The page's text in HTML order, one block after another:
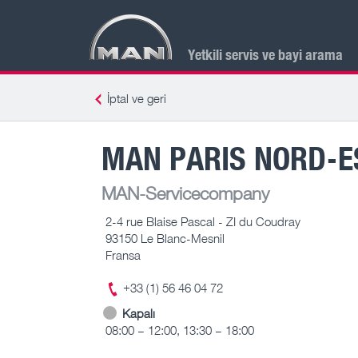
Yetkili servis ve bayi arama
İptal ve geri
MAN PARIS NORD-
MAN-Servicecompany
2-4 rue Blaise Pascal - ZI du Coudray
93150 Le Blanc-Mesnil
Fransa
+33 (1) 56 46 04 72
Kapalı
08:00 – 12:00, 13:30 – 18:00